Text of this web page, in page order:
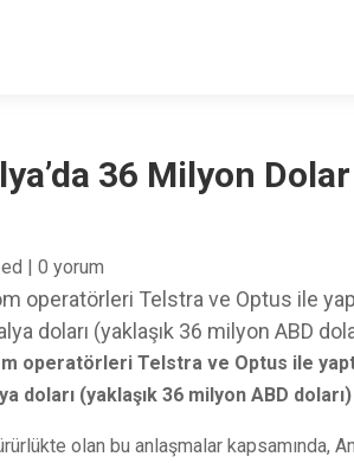
36 Milyon
| 0 yorum
operatörleri Telstra ve Optus ile
doları (yaklaşık 36 milyon ABD
operatörleri Telstra ve Optus ile
doları (yaklaşık 36 milyon ABD
olan bu anlaşmalar kapsamında,